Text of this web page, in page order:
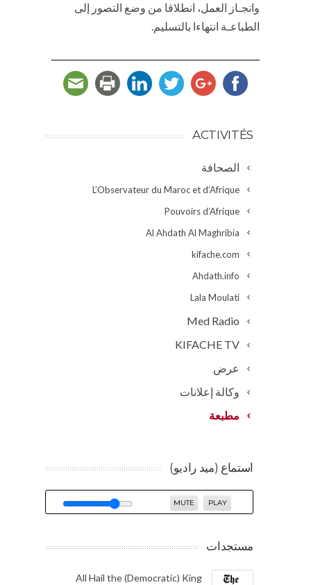
وانجـاز العمل، انطلاقا من وضع التصور إلى
الطباعـة انتهاءا بالتسليم.
ACTIVITÉS
الصحافة
L’Observateur du Maroc et d’Afrique
Pouvoirs d’Afrique
Al Ahdath Al Maghribia
kifache.com
Ahdath.info
Lala Moulati
Med Radio
KIFACHE TV
عرض
وكالة إعلانات
مطبعة
استماع (ميد راديو)
PLAY
MUTE
مستجدات
All Hail the (Democratic) King